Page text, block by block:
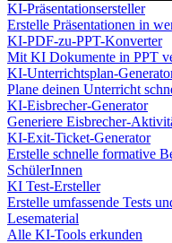
KI-Präsentationsersteller
Erstelle Präsentationen in
KI-PDF-zu-PPT-Konverter
Mit KI Dokumente in PPT
KI-Unterrichtsplan-
Plane deinen Unterricht
KI-Eisbrecher-Generator
Generiere Eisbrecher-
KI-Exit-Ticket-Generator
Erstelle schnelle formative
SchülerInnen
KI Test-Ersteller
Erstelle umfassende Tests
Lesematerial
Alle KI-Tools erkunden